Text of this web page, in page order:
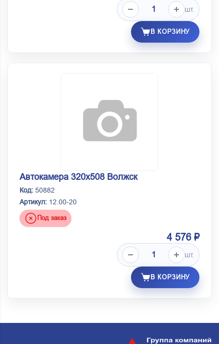
шт.
В КОРЗИНУ
Автокамера 320х508 Волжск
Код: 50882
Артикул: 12.00-20
Под заказ
4 576 ₽
шт.
В КОРЗИНУ